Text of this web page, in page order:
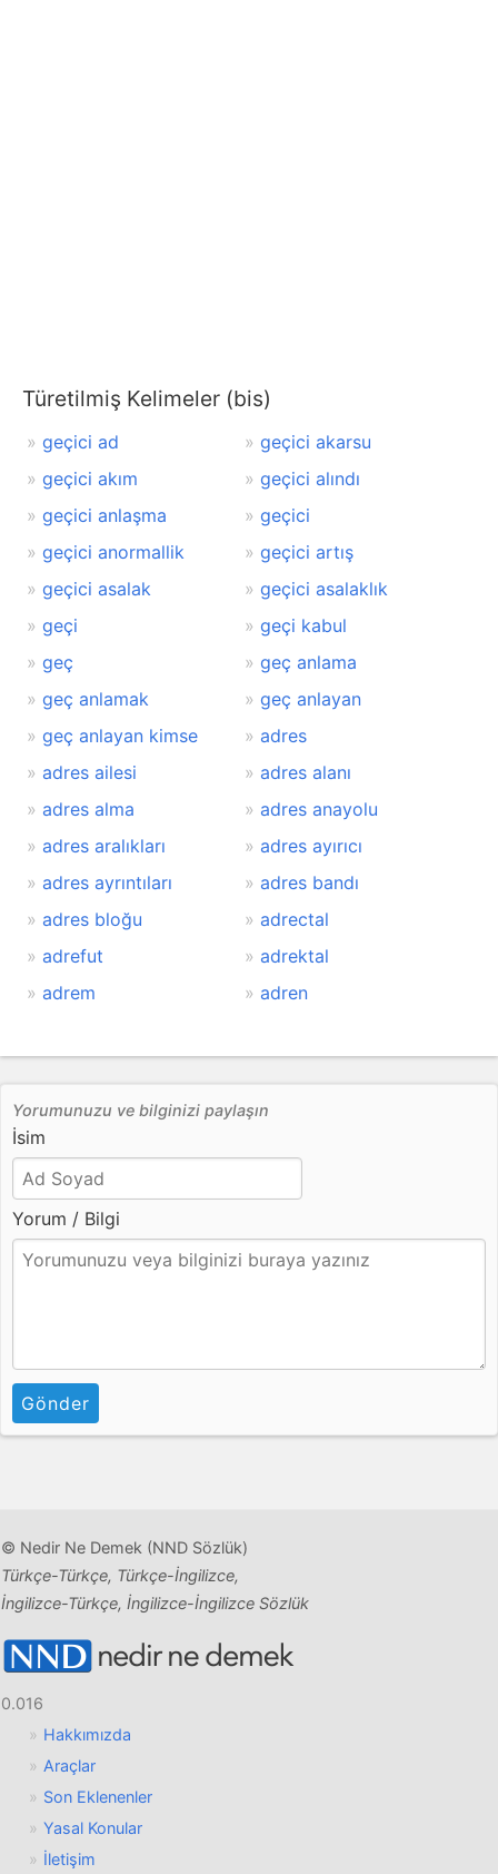
Türetilmiş Kelimeler (bis)
geçici ad
geçici akarsu
geçici akım
geçici alındı
geçici anlaşma
geçici
geçici anormallik
geçici artış
geçici asalak
geçici asalaklık
geçi
geçi kabul
geç
geç anlama
geç anlamak
geç anlayan
geç anlayan kimse
adres
adres ailesi
adres alanı
adres alma
adres anayolu
adres aralıkları
adres ayırıcı
adres ayrıntıları
adres bandı
adres bloğu
adrectal
adrefut
adrektal
adrem
adren
Yorumunuzu ve bilginizi paylaşın
İsim
Yorum / Bilgi
Gönder
© Nedir Ne Demek (NND Sözlük)
Türkçe-Türkçe, Türkçe-İngilizce,
İngilizce-Türkçe, İngilizce-İngilizce Sözlük
0.016
Hakkımızda
Araçlar
Son Eklenenler
Yasal Konular
İletişim